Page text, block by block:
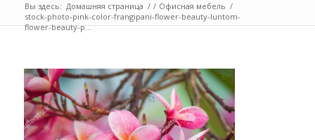
Вы здесь: Домашняя страница / / Офисная мебель /
stock-photo-pink-color-frangipani-flower-beauty-luntom-
flower-beauty-p...